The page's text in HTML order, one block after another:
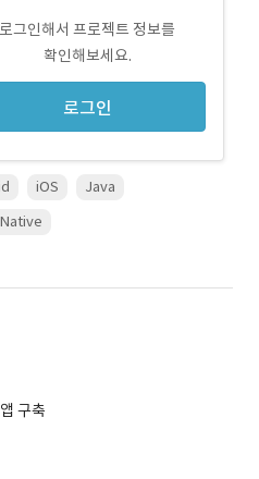
로그인해서 프로젝트 정보를
확인해보세요.
로그인
iOS
Java
구축